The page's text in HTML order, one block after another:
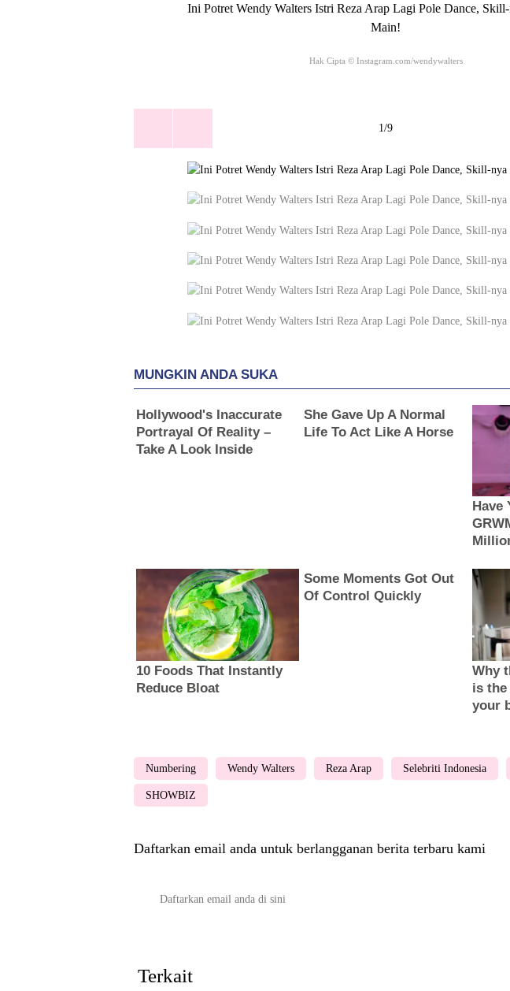
Ini Potret Wendy Walters Istri Reza Arap Lagi Pole Dance,
Main!
Hak Cipta © Instagram.com/wendywalters
1/9
Numbering Wendy Walters Reza Arap Selebriti Indonesia
SHOWBIZ
Daftarkan email anda untuk berlangganan berita terbaru kami
Terkait